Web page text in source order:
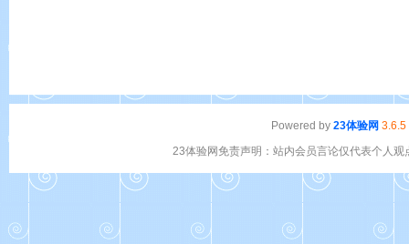
Powered by 23体验网 3.6.5
23体验网免责声明：站内会员言论仅代表个人